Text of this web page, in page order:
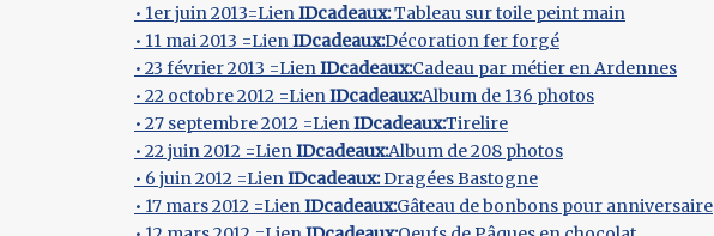
• 1er juin 2013=LienIDcadeaux:Tableau sur toile peint main
• 11 mai 2013 =LienIDcadeaux:Décoration fer forgé
• 23 février 2013 =LienIDcadeaux:Cadeau par métier en Ardennes
• 22 octobre 2012 =LienIDcadeaux:Album de 136 photos
• 27 septembre 2012 =LienIDcadeaux:Tirelire
• 22 juin 2012 =LienIDcadeaux:Album de 208 photos
• 6 juin 2012 =LienIDcadeaux:Dragées Bastogne
• 17 mars 2012 =LienIDcadeaux:Gâteau de bonbons pour anniversaire